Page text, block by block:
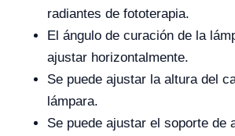
radiantes de fototerapia.
El ángulo de curación de la
ajustar horizontalmente.
Se puede ajustar la altura del
lámpara.
Se puede ajustar el soporte de